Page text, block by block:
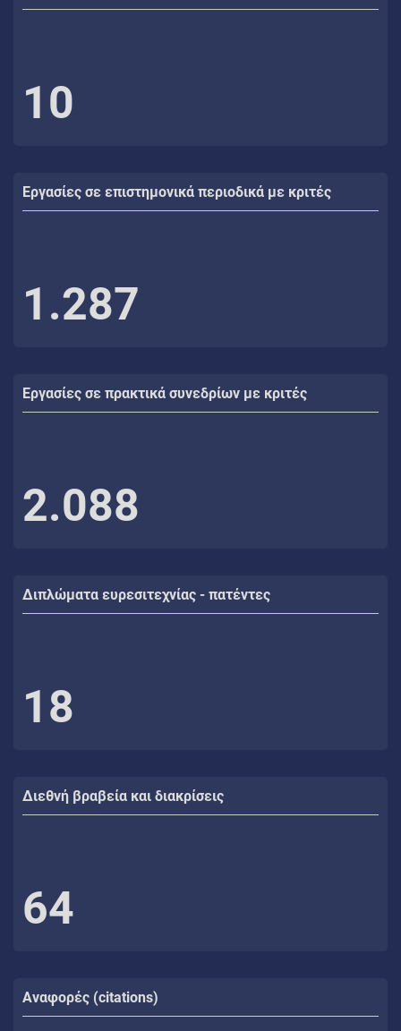
10
Εργασίες σε επιστημονικά περιοδικά με κριτές
1.287
Εργασίες σε πρακτικά συνεδρίων με κριτές
2.088
Διπλώματα ευρεσιτεχνίας - πατέντες
18
Διεθνή βραβεία και διακρίσεις
64
Αναφορές (citations)